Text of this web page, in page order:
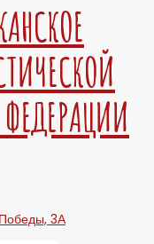
Победы, 3А